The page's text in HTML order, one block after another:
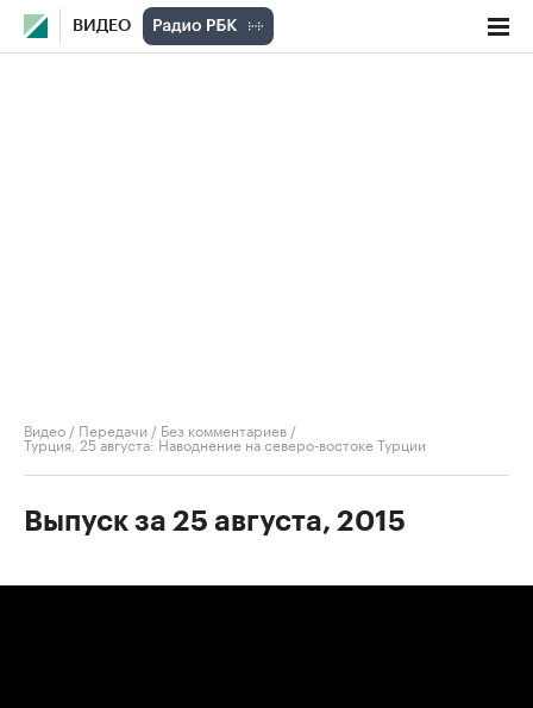
ВИДЕО
Видео / Передачи / Без комментариев /
Турция, 25 августа: Наводнение на северо-востоке Турции
Выпуск за 25 августа, 2015